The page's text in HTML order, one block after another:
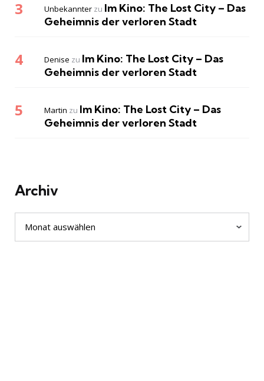
Unbekannter zu Im Kino: The Lost City – Das
Geheimnis der verloren Stadt
Denise zu Im Kino: The Lost City – Das
Geheimnis der verloren Stadt
Martin zu Im Kino: The Lost City – Das
Geheimnis der verloren Stadt
Archiv
Archiv